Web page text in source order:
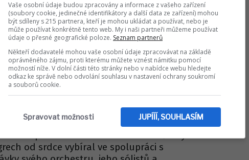
ČESKÉ CELEBRITY
reagují: Ornella a
po slovech Charlotte!
objevoval v pořadech Československé
estrádách. Diváci si ho mohou
které moderovali Jiřina Bohdalová a
také s houslistou Josefem
2017 pořad na rozhlasové stanici Český
od srdce vybíral ve spolupráci s
Vaše osobní údaje budou zpracovány a informace z vašeho zařízení
(soubory cookie, jedinečné identifikátory a další data ze zařízení) mohou
být sdíleny s 215 partnera, kteří je mohou ukládat a používat, nebo je
může používat konkrétně tento web. My i naši partneři můžeme používat
údaje o přesné geografické poloze. Seznam partnerů
Někteří dodavatelé mohou vaše osobní údaje zpracovávat na základě
oprávněného zájmu, proti kterému můžete vznést námitku pomocí
možností níže. V dolní části této stránky nebo v nabídce webu hledejte
odkaz ke správě nebo odvolání souhlasu v nastavení ochrany soukromí
a souborů cookie.
JUPÍÍÍ, SOUHLASÍM
Spravovat možnosti